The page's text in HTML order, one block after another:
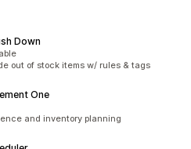
Down
out of stock items w/ rules & tags
One
and inventory planning